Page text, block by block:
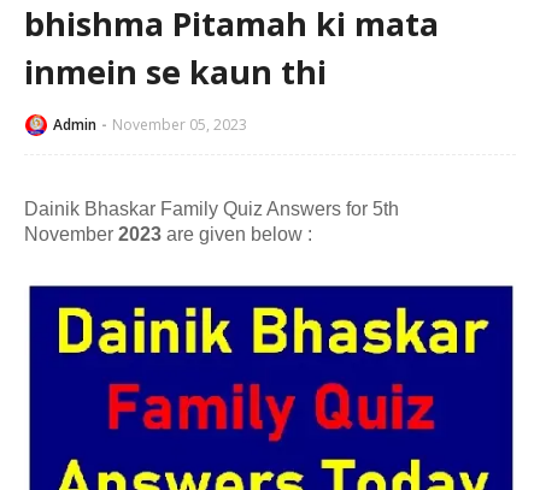
bhishma Pitamah ki mata
inmein se kaun thi
Admin November 05, 2023
Dainik Bhaskar Family Quiz Answers for 5th
November 2023 are given below :